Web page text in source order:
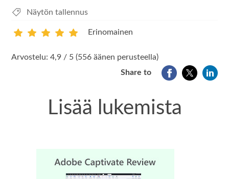
Näytön tallennus
Erinomainen
Arvostelu: 4,9 / 5 (556 äänen perusteella)
Share to
Lisää lukemista